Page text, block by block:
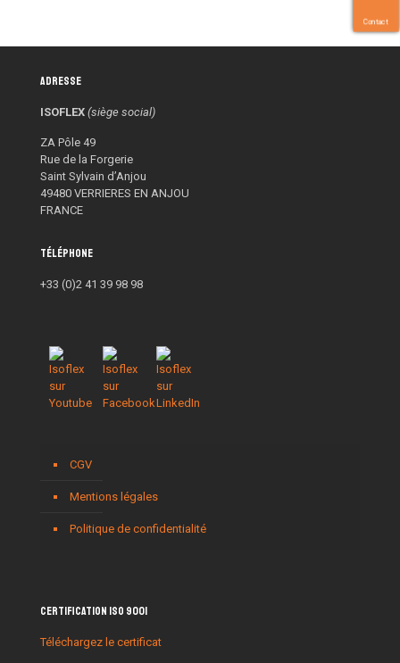
Adresse
ISOFLEX (siège social)
ZA Pôle 49
Rue de la Forgerie
Saint Sylvain d’Anjou
49480 VERRIERES EN ANJOU
FRANCE
Téléphone
+33 (0)2 41 39 98 98
CGV
Mentions légales
Politique de confidentialité
Certification ISO 9001
Téléchargez le certificat
Contact